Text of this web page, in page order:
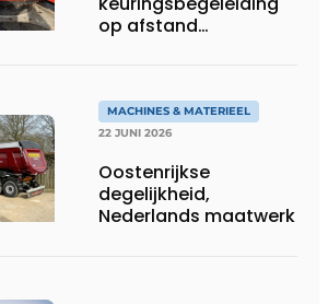
op afstand
MACHINES & MATERIEEL
22 JUNI 2026
Oostenrijkse
degelijkheid,
Nederlands maatwerk